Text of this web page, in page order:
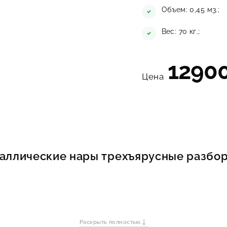
Объем: 0,45 м3.;
Вес: 70 кг.;
Цена
нары трехъярусные
Раскрыть полностью